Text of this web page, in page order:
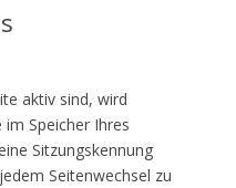
aktiv sind, wird
Speicher Ihres
Sitzungskennung
Seitenwechsel zu